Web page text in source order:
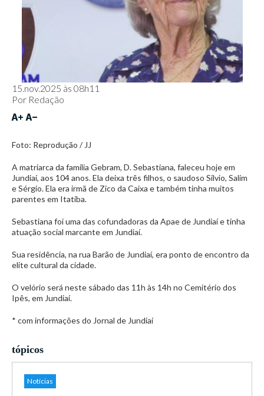
15.nov.2025 às 08h11
Por Redação
Foto: Reprodução / JJ
A matriarca da família Gebram, D. Sebastiana, faleceu hoje em
Jundiaí, aos 104 anos. Ela deixa três filhos, o saudoso Silvio, Salim
e Sérgio. Ela era irmã de Zico da Caixa e também tinha muitos
parentes em Itatiba.
Sebastiana foi uma das cofundadoras da Apae de Jundiaí e tinha
atuação social marcante em Jundiaí.
Sua residência, na rua Barão de Jundiaí, era ponto de encontro da
elite cultural da cidade.
O velório será neste sábado das 11h às 14h no Cemitério dos
Ipês, em Jundiaí.
* com informações do Jornal de Jundiaí
tópicos
Notícias